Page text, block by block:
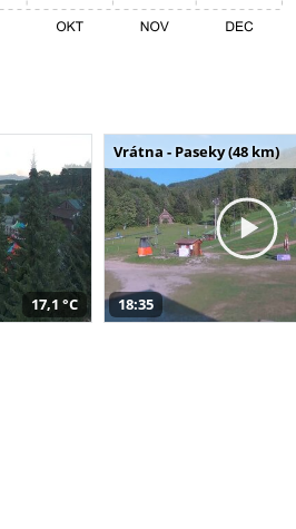
17,1 °C
Vrátna - Paseky (48 km)
18:35